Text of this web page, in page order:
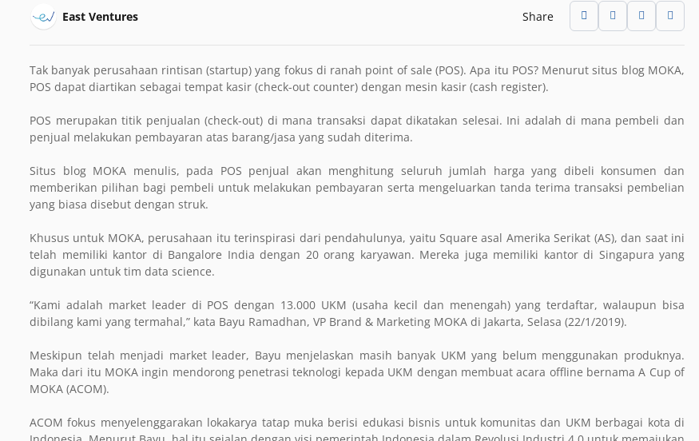
East Ventures Share
Tak banyak perusahaan rintisan (startup) yang fokus di ranah point of sale (POS). Apa itu POS? Menurut situs blog MOKA,
POS dapat diartikan sebagai tempat kasir (check-out counter) dengan mesin kasir (cash register).
POS merupakan titik penjualan (check-out) di mana transaksi dapat dikatakan selesai. Ini adalah di mana pembeli dan
penjual melakukan pembayaran atas barang/jasa yang sudah diterima.
Situs blog MOKA menulis, pada POS penjual akan menghitung seluruh jumlah harga yang dibeli konsumen dan
memberikan pilihan bagi pembeli untuk melakukan pembayaran serta mengeluarkan tanda terima transaksi pembelian
yang biasa disebut dengan struk.
Khusus untuk MOKA, perusahaan itu terinspirasi dari pendahulunya, yaitu Square asal Amerika Serikat (AS), dan saat ini
telah memiliki kantor di Bangalore India dengan 20 orang karyawan. Mereka juga memiliki kantor di Singapura yang
digunakan untuk tim data science.
“Kami adalah market leader di POS dengan 13.000 UKM (usaha kecil dan menengah) yang terdaftar, walaupun bisa
dibilang kami yang termahal,” kata Bayu Ramadhan, VP Brand & Marketing MOKA di Jakarta, Selasa (22/1/2019).
Meskipun telah menjadi market leader, Bayu menjelaskan masih banyak UKM yang belum menggunakan produknya.
Maka dari itu MOKA ingin mendorong penetrasi teknologi kepada UKM dengan membuat acara offline bernama A Cup of
MOKA (ACOM).
ACOM fokus menyelenggarakan lokakarya tatap muka berisi edukasi bisnis untuk komunitas dan UKM berbagai kota di